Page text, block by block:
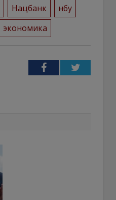
Нацбанк
нбу
экономика
FacebookTwitter